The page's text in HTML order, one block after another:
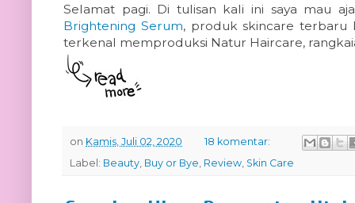
Selamat pagi. Di tulisan kali ini saya mau
Brightening Serum, produk skincare terbaru
terkenal memproduksi Natur Haircare,
on Kamis, Juli 02, 2020
18 komentar:
Label: Beauty Buy or Bye Review Skin Care